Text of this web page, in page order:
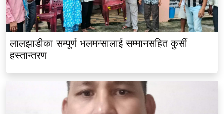
लालझाडीका सम्पूर्ण भलमन्सालाई सम्मानसहित कुर्सी
हस्तान्तरण